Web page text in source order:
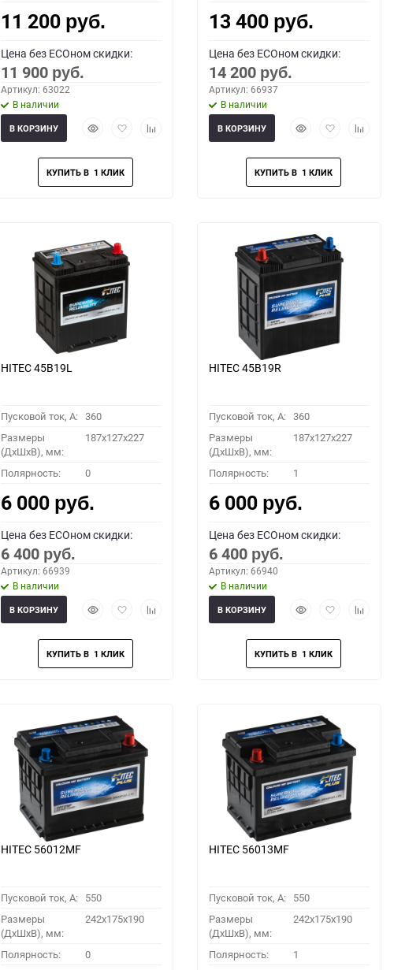
11 200 руб.
Цена без ECOном скидки:
11 900 руб.
Артикул: 63022
В наличии
БыстрыйДобавить
избранное
Добавить
В КОРЗИНУ
13 400 руб.
Цена без ECOном скидки:
14 200 руб.
Артикул: 66937
В наличии
БыстрыйДобавить
избранное
Добавить
В КОРЗИНУ
HITEC 45B19L
Пусковой ток, A: 360
Размеры
(ДхШхВ), мм:
187x127x227
Полярность: 0
6 000 руб.
Цена без ECOном скидки:
6 400 руб.
Артикул: 66939
В наличии
БыстрыйДобавить
избранное
Добавить
В КОРЗИНУ
HITEC 45B19R
Пусковой ток, A: 360
Размеры
(ДхШхВ), мм:
187x127x227
Полярность: 1
6 000 руб.
Цена без ECOном скидки:
6 400 руб.
Артикул: 66940
В наличии
БыстрыйДобавить
избранное
Добавить
В КОРЗИНУ
HITEC 56012MF
Пусковой ток, A: 550
Размеры
(ДхШхВ), мм:
242x175x190
Полярность: 0
HITEC 56013MF
Пусковой ток, A: 550
Размеры
(ДхШхВ), мм:
242x175x190
Полярность: 1